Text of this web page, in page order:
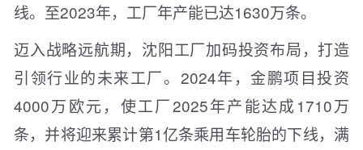
线。至2023年，工厂年产能已达1630万条。
迈入战略远航期，沈阳工厂加码投资布局，打造
引领行业的未来工厂。2024年，金鹏项目投资
4000万欧元，使工厂2025年产能达成1710万
条，并将迎来累计第1亿条乘用车轮胎的下线，满